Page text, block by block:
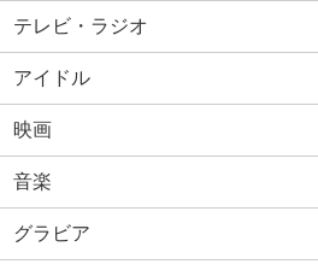
テレビ・ラジオ
アイドル
映画
音楽
グラビア